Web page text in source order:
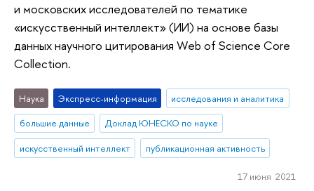
и московских исследователей по тематике
«искусственный интеллект» (ИИ) на основе базы
данных научного цитирования Web of Science Core
Collection.
Наука Экспресс-информация
исследования и аналитика
большие данные
Доклад ЮНЕСКО по науке
искусственный интеллект
публикационная активность
17 июня 2021